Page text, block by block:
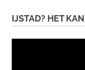
IJSTAD? HET